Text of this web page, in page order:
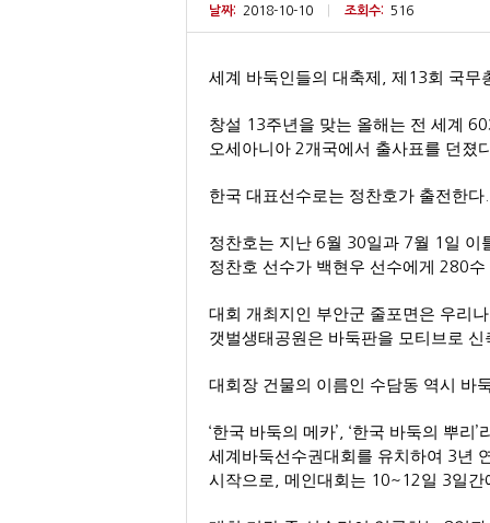
날짜: 2018-10-10 조회수: 516
세계 바둑인들의 대축제 제 13회 국무
창설 13주년을 맞는 올해는 전 세계 60
오세아니아 2 개국에서 출사표를 던졌
한국 대표선수로는 정찬호가 출전한다
정찬호는 지난 6월 30일과 7월 1 일 이
정찬호 선수가 백현우 선수에게 280수
대회 개최지인 부안군 줄포면은 우리
갯벌생태공원은 바둑판을 모티브로 신
대회장 건물의 이름인 수담동 역시 바
‘한국 바둑의 메카’, ‘한국 바둑의 뿌리 ’
세계바둑선수권대회를 유치하여 3년
시작으로
메인대회는 10~12 일 3일간